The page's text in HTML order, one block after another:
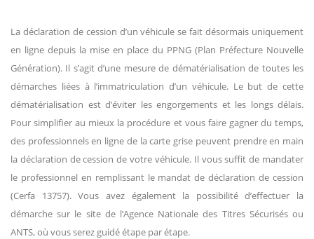
La déclaration de cession d’un véhicule se fait désormais uniquement
en ligne depuis la mise en place du PPNG (Plan Préfecture Nouvelle
Génération). Il s’agit d’une mesure de dématérialisation de toutes les
démarches liées à l’immatriculation d’un véhicule. Le but de cette
dématérialisation est d’éviter les engorgements et les longs délais.
Pour simplifier au mieux la procédure et vous faire gagner du temps,
des professionnels en ligne de la carte grise peuvent prendre en main
la déclaration de cession de votre véhicule. Il vous suffit de mandater
le professionnel en remplissant le mandat de déclaration de cession
(Cerfa 13757). Vous avez également la possibilité d’effectuer la
démarche sur le site de l’Agence Nationale des Titres Sécurisés ou
ANTS, où vous serez guidé étape par étape.